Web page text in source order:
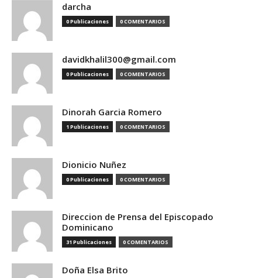
darcha
0 Publicaciones 0 COMENTARIOS
davidkhalil300@gmail.com
0 Publicaciones 0 COMENTARIOS
Dinorah Garcia Romero
1 Publicaciones 0 COMENTARIOS
Dionicio Nuñez
0 Publicaciones 0 COMENTARIOS
Direccion de Prensa del Episcopado
Dominicano
31 Publicaciones 0 COMENTARIOS
Doña Elsa Brito